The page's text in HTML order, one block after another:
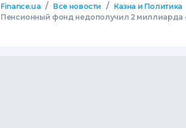
Finance.ua / Все новости / Казна и Политика
Пенсионный фонд недополучил 2 миллиарда